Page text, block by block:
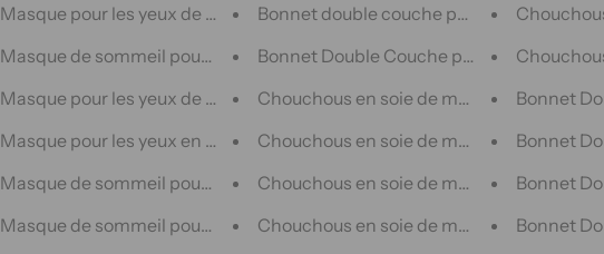
Masque pour les yeux de sommeil en pure soie de mûrier vert Botanical
Masque de sommeil pour les yeux en pure soie de mûrier Mystic Sky
Masque pour les yeux de sommeil en pure soie de mûrier Earthen Moka
Masque pour les yeux en soie de mûrier pure, teinture à l'encre
Masque de sommeil pour les yeux en pure soie de mûrier Ethereal Twilight
Masque de sommeil pour les yeux en pure soie de mûrier Twilight Fusion
Bonnet double couche pour dormir
Bonnet Double Couche pour Dormir - Gris
Chouchous en soie de mûrier, petits/
Chouchous en soie de mûrier petits 5
Chouchous en soie de mûrier moyen 5
Chouchous en soie de mûrier moyen 3
Bonnet
Bonnet
Bonnet
Bonnet